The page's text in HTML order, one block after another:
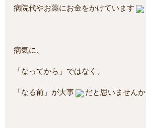
病院代やお薬にお金をかけています
病気に、
「なってから」ではなく、
「なる前」が大事 だと思いませんか